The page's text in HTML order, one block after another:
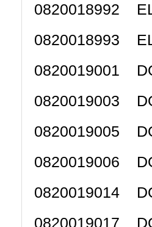
0820018992
0820018993
0820019001
0820019003
0820019005
0820019006
0820019014
0820019017